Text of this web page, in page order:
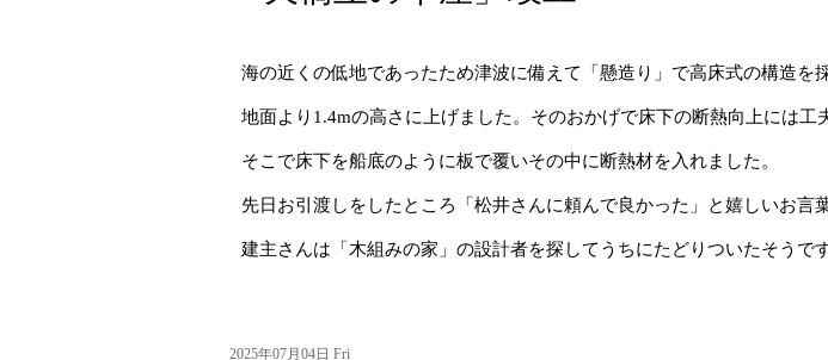
海の近くの低地であったため津波に備えて「懸造り」で高床式の構造を
地面より1.4mの高さに上げました。そのおかげで床下の断熱向上には工
そこで床下を船底のように板で覆いその中に断熱材を入れました。
先日お引渡しをしたところ「松井さんに頼んで良かった」と嬉しいお言
建主さんは「木組みの家」の設計者を探してうちにたどりついたそうです
2025年07月04日 Fri